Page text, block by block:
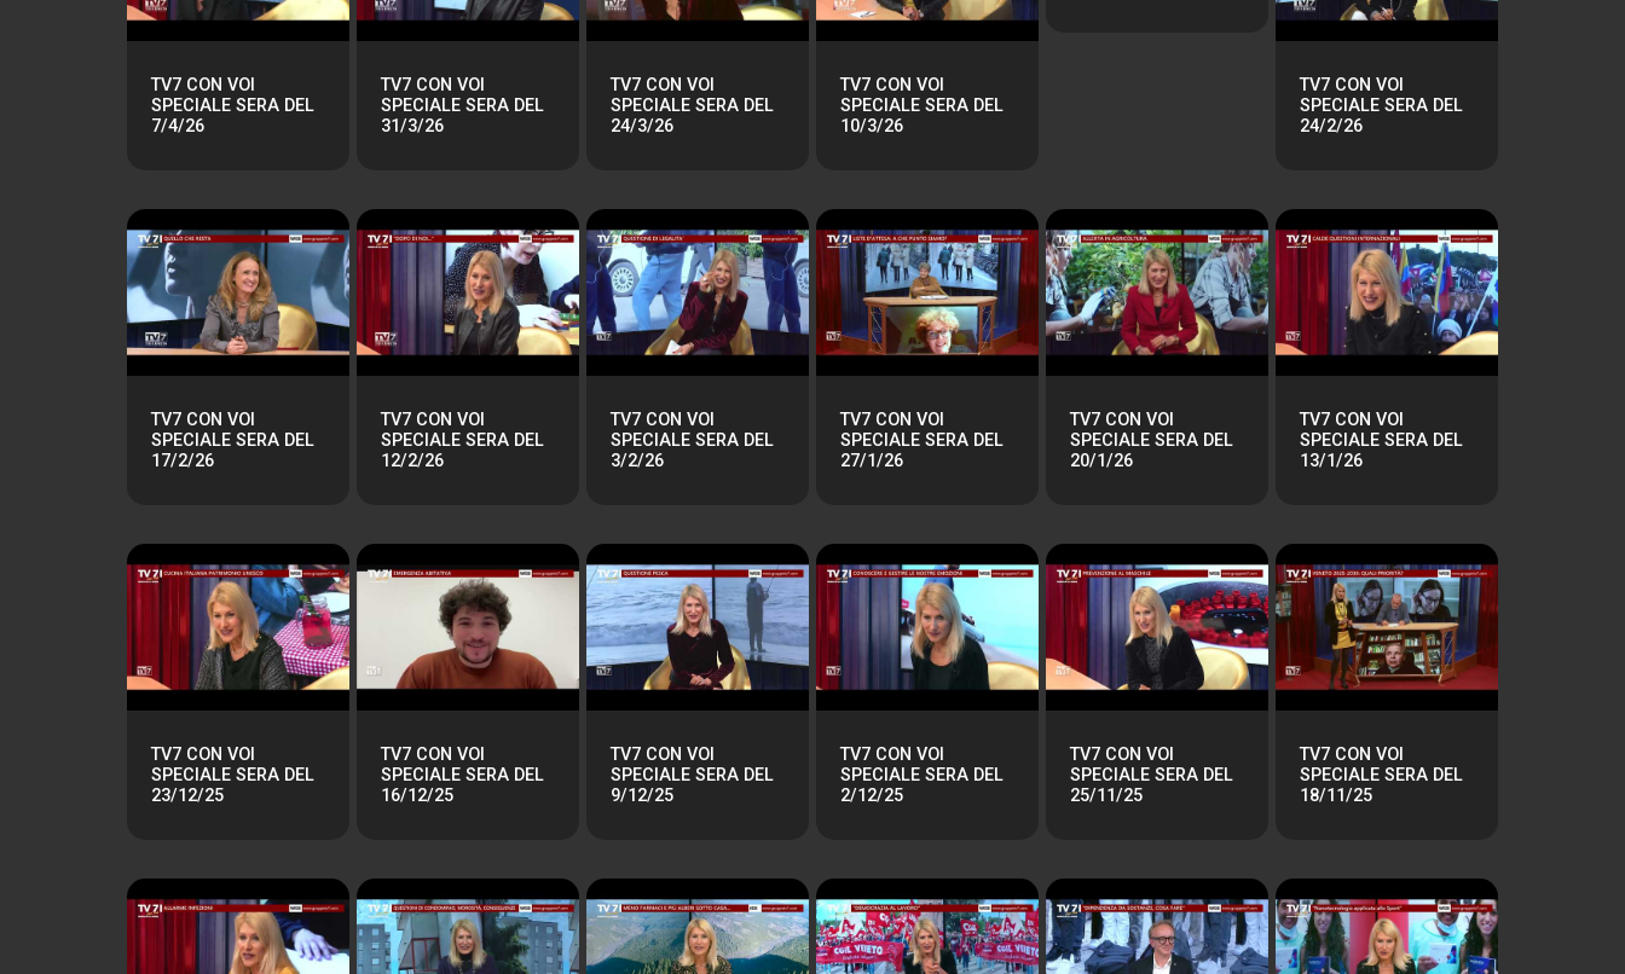
TV7 CON VOI
SPECIALE SERA DEL
7/4/26
TV7 CON VOI
SPECIALE SERA DEL
31/3/26
TV7 CON VOI
SPECIALE SERA DEL
24/3/26
TV7 CON VOI
SPECIALE SERA DEL
10/3/26
TV7 CON VOI
SPECIALE SERA DEL
24/2/26
TV7 CON VOI
SPECIALE SERA DEL
17/2/26
TV7 CON VOI
SPECIALE SERA DEL
12/2/26
TV7 CON VOI
SPECIALE SERA DEL
3/2/26
TV7 CON VOI
SPECIALE SERA DEL
27/1/26
TV7 CON VOI
SPECIALE SERA DEL
20/1/26
TV7 CON VOI
SPECIALE SERA DEL
13/1/26
TV7 CON VOI
SPECIALE SERA DEL
23/12/25
TV7 CON VOI
SPECIALE SERA DEL
16/12/25
TV7 CON VOI
SPECIALE SERA DEL
9/12/25
TV7 CON VOI
SPECIALE SERA DEL
2/12/25
TV7 CON VOI
SPECIALE SERA DEL
25/11/25
TV7 CON VOI
SPECIALE SERA DEL
18/11/25